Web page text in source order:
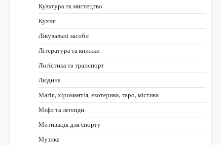
Культура та мистецтво
Кухня
Лікувальні засоби
Література та книжки
Логістика та транспорт
Людина
Магія, хіромантія, езотерика, таро, містика
Міфи та легенди
Мотивація для спорту
Музика